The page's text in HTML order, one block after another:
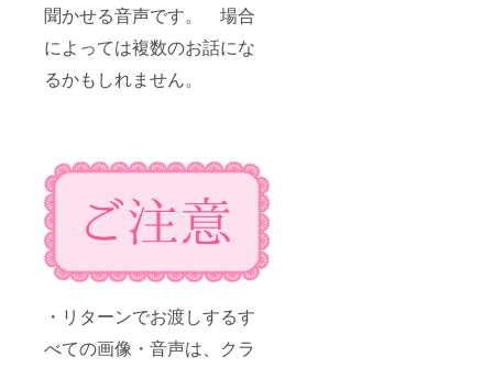
聞かせる音声です。 場合
によっては複数のお話にな
るかもしれません。
・リターンでお渡しするす
べての画像・音声は、クラ